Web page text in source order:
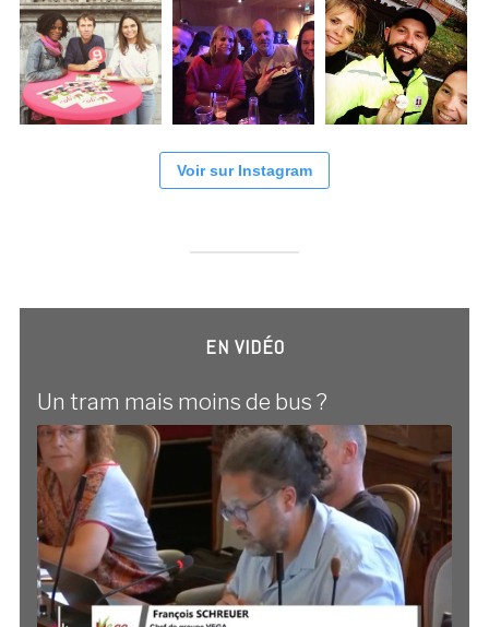
Voir sur Instagram
EN VIDÉO
Un tram mais moins de bus ?